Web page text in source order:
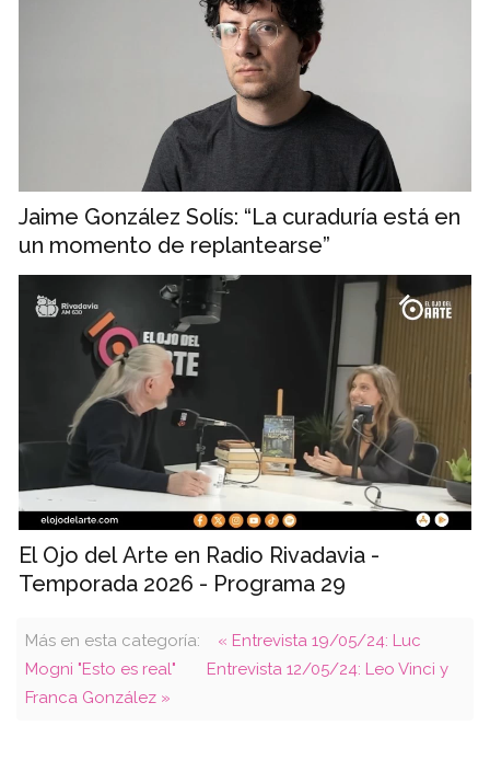
Jaime González Solís: “La curaduría está en
un momento de replantearse”
El Ojo del Arte en Radio Rivadavia -
Temporada 2026 - Programa 29
Más en esta categoría:
« Entrevista 19/05/24: Luc
Mogni "Esto es real"
Entrevista 12/05/24: Leo Vinci y
Franca González »